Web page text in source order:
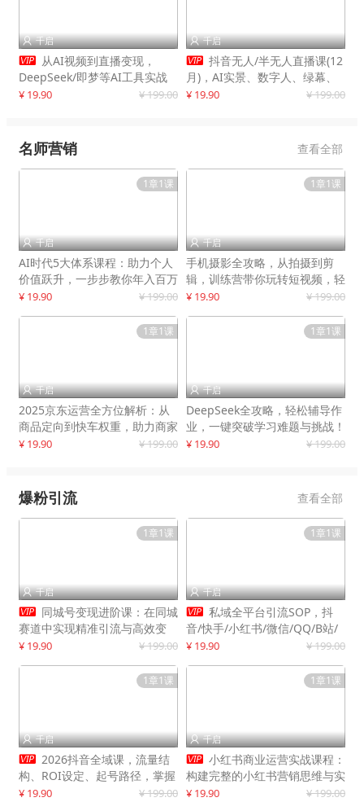
 千启
 从AI视频到直播变现，
DeepSeek/即梦等AI工具实战
教学，生产爆款视频，打造高流
¥ 19.90 ¥ 199.00
 千启
 抖音无人/半无人直播课(12
月)，AI实景、数字人、绿幕、
多种玩法、24小时自动盈利
¥ 19.90 ¥ 199.00
名师营销 查看全部
1章1课
 千启
AI时代5大体系课程：助力个人
价值跃升，一步步教你年入百万
¥ 19.90 ¥ 199.00
1章1课
 千启
手机摄影全攻略，从拍摄到剪
辑，训练营带你玩转短视频，轻
松拍大片
¥ 19.90 ¥ 199.00
1章1课
 千启
2025京东运营全方位解析：从
商品定向到快车权重，助力商家
打造爆款商品
¥ 19.90 ¥ 199.00
1章1课
 千启
DeepSeek全攻略，轻松辅导作
业，一键突破学习难题与挑战！
¥ 19.90 ¥ 199.00
爆粉引流 查看全部
1章1课
 千启
 同城号变现进阶课：在同城
赛道中实现精准引流与高效变
现，单店月引流成交额提升50%
¥ 19.90 ¥ 199.00
1章1课
 千启
 私域全平台引流SOP，抖
音/快手/小红书/微信/QQ/B站/
闲鱼等，技术合集，高效转化公
¥ 19.90 ¥ 199.00
1章1课
 千启
 2026抖音全域课，流量结
构、ROI设定、起号路径，掌握
平台新规下利润最大化
¥ 19.90 ¥ 199.00
1章1课
 千启
 小红书商业运营实战课程：
构建完整的小红书营销思维与实
战能力，案例店铺月销破百万！
¥ 19.90 ¥ 199.00